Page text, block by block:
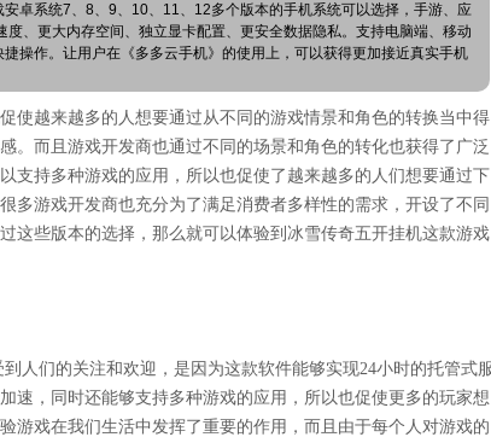
卓系统7、8、9、10、11、12多个版本的手机系统可以选择，手游、应
、更大内存空间、独立显卡配置、更安全数据隐私。支持电脑端、移动
操作。让用户在《多多云手机》的使用上，可以获得更加接近真实手机
使越来越多的人想要通过从不同的游戏情景和角色的转换当中得
。而且游戏开发商也通过不同的场景和角色的转化也获得了广泛
支持多种游戏的应用，所以也促使了越来越多的人们想要通过下
多游戏开发商也充分为了满足消费者多样性的需求，开设了不同
这些版本的选择，那么就可以体验到冰雪传奇五开挂机这款游戏
人们的关注和欢迎，是因为这款软件能够实现24小时的托管式
速，同时还能够支持多种游戏的应用，所以也促使更多的玩家想
游戏在我们生活中发挥了重要的作用，而且由于每个人对游戏的